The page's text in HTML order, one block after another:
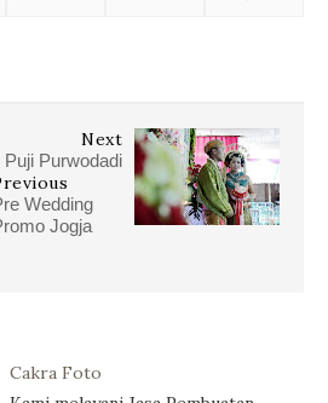
Next
Purwodadi
Wedding
Jogja
Cakra Foto